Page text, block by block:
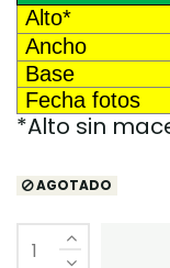
Alto*
Ancho
Base
Fecha fotos
*Alto sin
AGOTADO